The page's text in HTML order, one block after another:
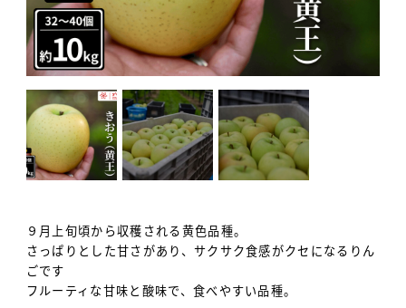
９月上旬頃から収穫される黄色品種。
さっぱりとした甘さがあり、サクサク食感がクセになるりん
ごです
フルーティな甘味と酸味で、食べやすい品種。